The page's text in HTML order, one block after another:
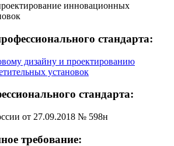
инновационных
стандарта:
дизайну и проектированию
установок
стандарта:
от 27.09.2018 № 598н
требование: